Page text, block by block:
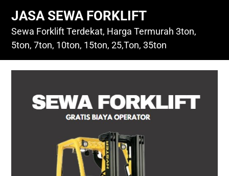
content
JASA SEWA FORKLIFT
Sewa Forklift Terdekat, Harga Termurah 3ton,
5ton, 7ton, 10ton, 15ton, 25,Ton, 35ton